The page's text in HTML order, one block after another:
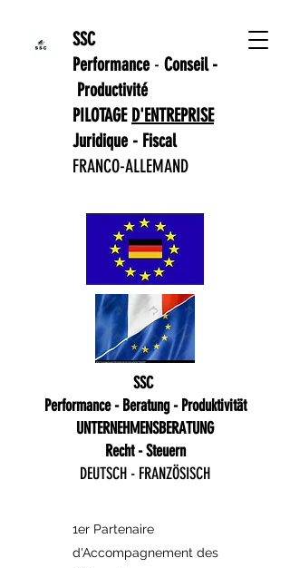
SSC
Performance- Conseil -
Productivité
PILOTAGE D'ENTREPRISE
Juridique - Fiscal
FRANCO-ALLEMAND
SSC
Performance - Beratung - Produktivität
UNTERNEHMENSBERATUNG
Recht - Steuern
DEUTSCH - FRANZÖSISCH
1er Partenaire
d'Accompagnement des